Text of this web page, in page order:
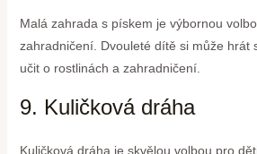
Malá zahrada s pískem je výbornou
zahradničení. Dvouleté dítě si může hrát
učit o rostlinách a zahradničení.
9. Kuličková dráha
Kuličková dráha je skvělou volbou pro